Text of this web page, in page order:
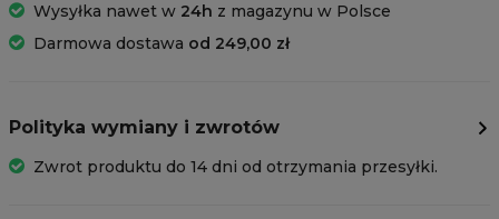
Wysyłka nawet w 24h z magazynu w Polsce
Darmowa dostawa od 249,00 zł
Polityka wymiany i zwrotów
Zwrot produktu do 14 dni od otrzymania przesyłki.